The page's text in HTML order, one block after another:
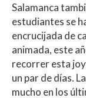
Salamanca
estudiantes se
encrucijada de
animada, este
recorrer esta
un par de días.
mucho en los